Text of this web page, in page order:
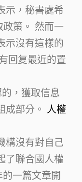
示，秘書處希
政策。 然而一
示沒有這樣的
回复最近的置
，獲取信息
成部分。 人權
構沒有對自己
了聯合國人權
一篇文章開